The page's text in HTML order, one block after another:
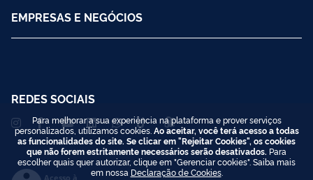
EMPRESAS E NEGÓCIOS
REDES SOCIAIS
Acesso à
Para melhorar a sua experiência na plataforma e prover serviços
personalizados, utilizamos cookies. Ao aceitar, você terá acesso a todas
as funcionalidades do site. Se clicar em "Rejeitar Cookies", os cookies
que não forem estritamente necessários serão desativados. Para
escolher quais quer autorizar, clique em "Gerenciar cookies". Saiba mais
em nossa Declaração de Cookies.